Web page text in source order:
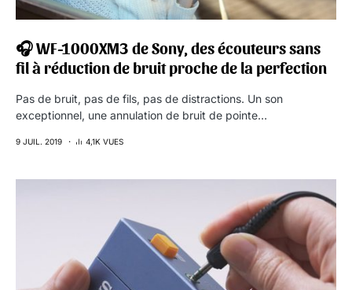
🎧 WF-1000XM3 de Sony, des écouteurs sans
fil à réduction de bruit proche de la perfection
Pas de bruit, pas de fils, pas de distractions. Un son
exceptionnel, une annulation de bruit de pointe…
9 JUIL. 2019 4,1K VUES